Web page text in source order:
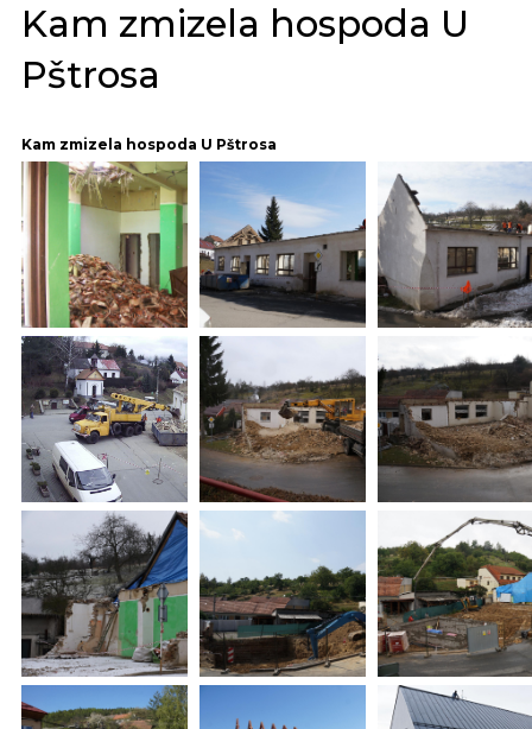
Kam zmizela hospoda U
Pštrosa
Kam zmizela hospoda U Pštrosa